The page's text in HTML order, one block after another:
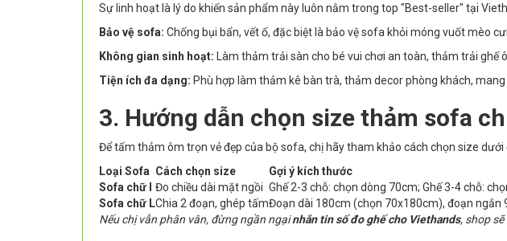
Sự linh hoạt là lý do khiến sản phẩm này luôn nằm trong top "Best-seller" tại
Bảo vệ sofa: Chống bụi bẩn, vết ố, đặc biệt là bảo vệ sofa khỏi móng vuốt mèo
Không gian sinh hoạt: Làm thảm trải sàn cho bé vui chơi an toàn, thảm trải ghế
Tiện ích đa dạng: Phù hợp làm thảm kê bàn trà, thảm decor phòng khách,
3. Hướng dẫn chọn size thảm sofa
Để tấm thảm ôm trọn vẻ đẹp của bộ sofa, chị hãy tham khảo cách chọn size dưới
Loại Sofa Cách chọn size
Gợi ý kích thước
Sofa chữ I Đo chiều dài mặt ngồi Ghế 2-3 chỗ: chọn dòng 70cm; Ghế 3-4 chỗ:
Sofa chữ LChia 2 đoạn, ghép tấmĐoạn dài 180cm (chọn 70x180cm), đoạn ngắn
Nếu chị vẫn phân vân, đừng ngần ngạinhắn tin số đo ghế cho Viethands, shop